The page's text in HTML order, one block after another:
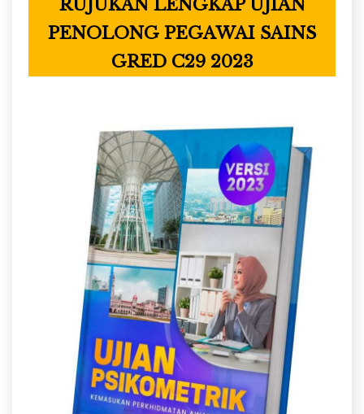
RUJUKAN LENGKAP UJIAN
PENOLONG PEGAWAI SAINS
GRED C29 2023